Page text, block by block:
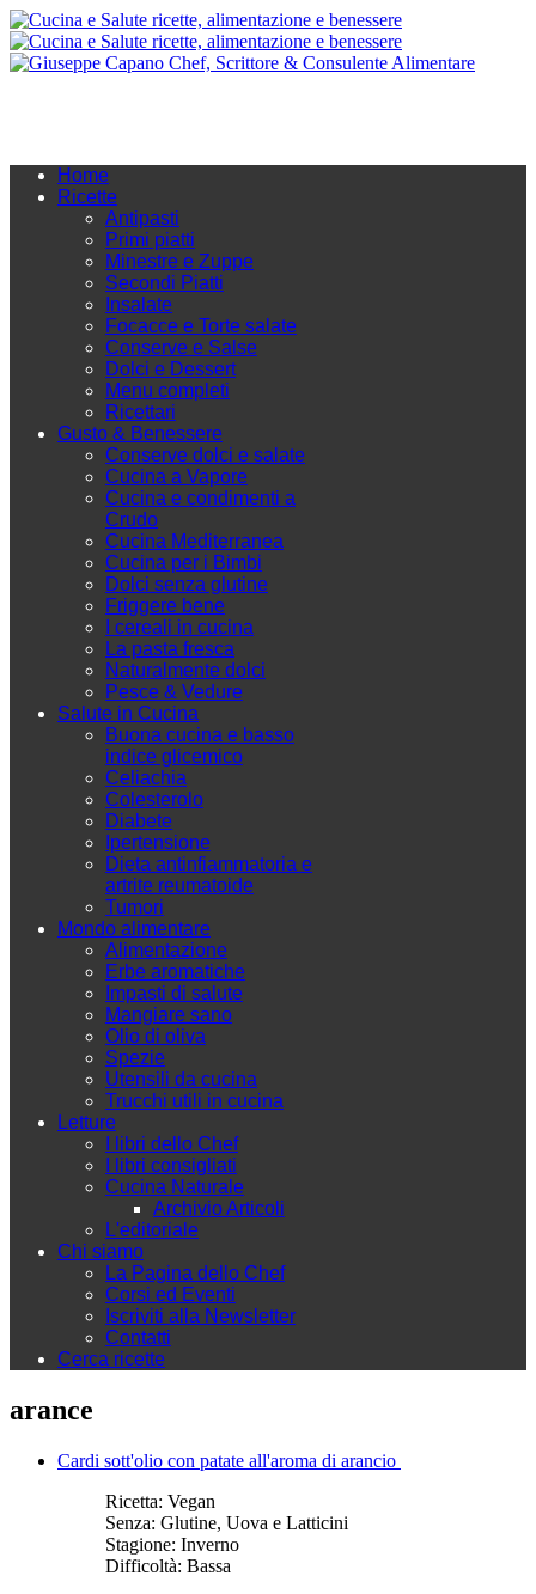
Home
Ricette
Antipasti
Primi piatti
Minestre e Zuppe
Secondi Piatti
Insalate
Focacce e Torte salate
Conserve e Salse
Dolci e Dessert
Menu completi
Ricettari
Gusto & Benessere
Conserve dolci e salate
Cucina a Vapore
Cucina e condimenti a
Crudo
Cucina Mediterranea
Cucina per i Bimbi
Dolci senza glutine
Friggere bene
I cereali in cucina
La pasta fresca
Naturalmente dolci
Pesce & Vedure
Salute in Cucina
Buona cucina e basso
indice glicemico
Celiachia
Colesterolo
Diabete
Ipertensione
Dieta antinfiammatoria e
artrite reumatoide
Tumori
Mondo alimentare
Alimentazione
Erbe aromatiche
Impasti di salute
Mangiare sano
Olio di oliva
Spezie
Utensili da cucina
Trucchi utili in cucina
Letture
I libri dello Chef
I libri consigliati
Cucina Naturale
Archivio Articoli
L'editoriale
Chi siamo
La Pagina dello Chef
Corsi ed Eventi
Iscriviti alla Newsletter
Contatti
Cerca ricette
arance
Cardi sott'olio con patate all'aroma di arancio
Ricetta: Vegan
Senza: Glutine, Uova e Latticini
Stagione: Inverno
Difficoltà: Bassa